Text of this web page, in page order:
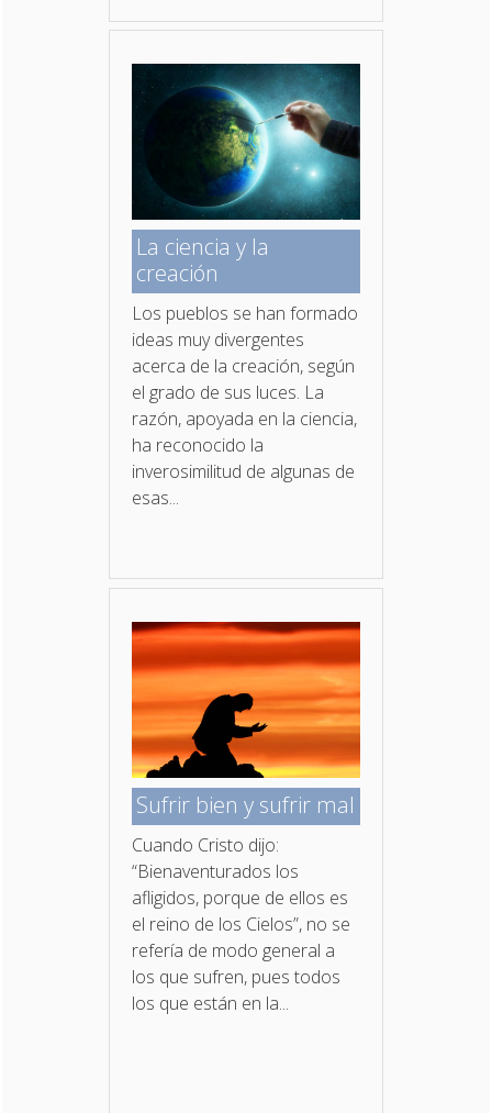
La ciencia y la
creación
Los pueblos se han formado
ideas muy divergentes
acerca de la creación, según
el grado de sus luces. La
razón, apoyada en la ciencia,
ha reconocido la
inverosimilitud de algunas de
esas...
Sufrir bien y sufrir mal
Cuando Cristo dijo:
“Bienaventurados los
afligidos, porque de ellos es
el reino de los Cielos”, no se
refería de modo general a
los que sufren, pues todos
los que están en la...